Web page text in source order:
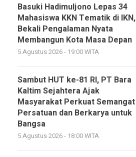
Basuki Hadimuljono Lepas 34
Mahasiswa KKN Tematik di IKN,
Bekali Pengalaman Nyata
Membangun Kota Masa Depan
5 Agustus 2026 - 19:00 WITA
Sambut HUT ke-81 RI, PT Bara
Kaltim Sejahtera Ajak
Masyarakat Perkuat Semangat
Persatuan dan Berkarya untuk
Bangsa
5 Agustus 2026 - 18:00 WITA